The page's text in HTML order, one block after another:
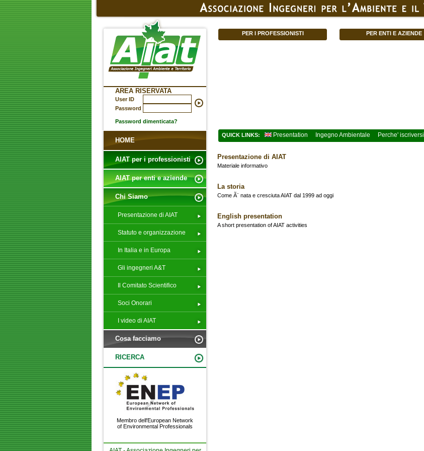
AREA RISERVATA
User ID
Password
Password dimenticata?
PER I PROFESSIONISTI PER ENTI E AZIENDE
HOME
AIAT per i professionisti
AIAT per enti e aziende
Chi Siamo
Presentazione di AIAT
Statuto e organizzazione
In Italia e in Europa
Gli ingegneri A&T
Il Comitato Scientifico
Soci Onorari
I video di AIAT
Cosa facciamo
RICERCA
Membro dell'European Network
of Environmental Professionals
QUICK LINKS: Presentation Ingegno Ambientale Perche' iscriversi
Presentazione di AIAT
Materiale informativo
La storia
Come Ã¨ nata e cresciuta AIAT dal 1999 ad oggi
English presentation
A short presentation of AIAT activities